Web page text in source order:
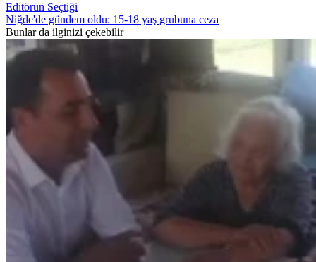
Editörün Seçtiği
Niğde'de gündem oldu: 15-18 yaş grubuna ceza
Bunlar da ilginizi çekebilir